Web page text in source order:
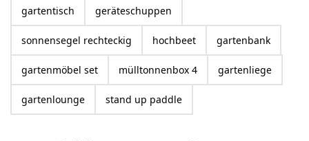
gartentisch geräteschuppen
sonnensegel rechteckig hochbeet gartenbank
gartenmöbel set mülltonnenbox 4 gartenliege
gartenlounge stand up paddle